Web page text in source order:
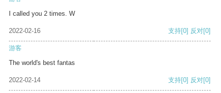
I called you 2 times. W
2022-02-16 支持[0] 反对[0]
游客
The world's best fantas
2022-02-14 支持[0] 反对[0]